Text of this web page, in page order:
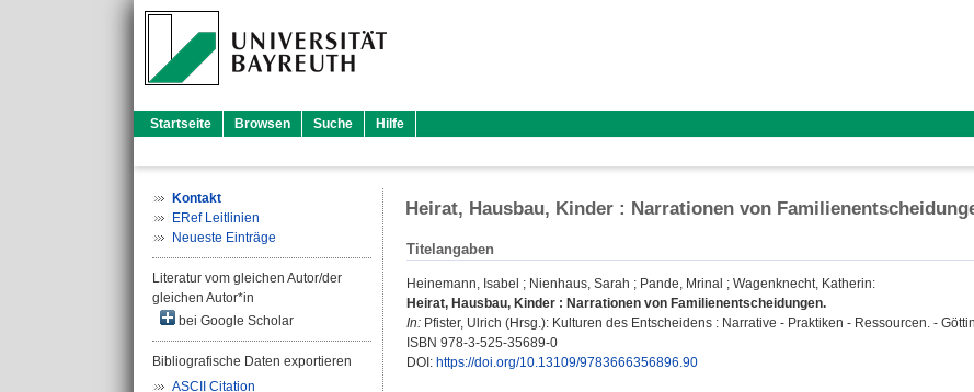
Startseite Browsen Suche Hilfe
Kontakt
ERef Leitlinien
Neueste Einträge
Literatur vom gleichen Autor/der
gleichen Autor*in
bei Google Scholar
Bibliografische Daten exportieren
ASCII Citation
Heirat, Hausbau, Kinder : Narrationen von
Titelangaben
Heinemann, Isabel ; Nienhaus, Sarah ; Pande, Mrinal ; Wagenknecht, Katherin:
Heirat, Hausbau, Kinder : Narrationen von Familienentscheidungen.
In: Pfister, Ulrich (Hrsg.): Kulturen des Entscheidens : Narrative - Praktiken - Ressourcen. -
ISBN 978-3-525-35689-0
DOI: https://doi.org/10.13109/9783666356896.90